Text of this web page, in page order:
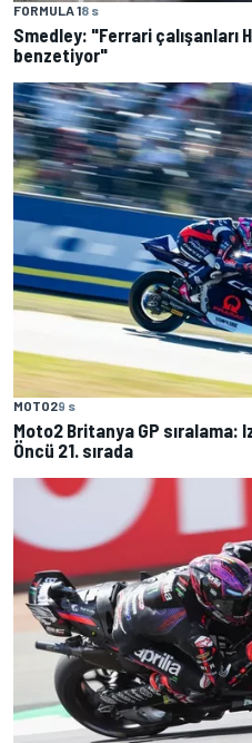
FORMULA 18 s
Smedley: "Ferrari çalışanları
benzetiyor"
MOTO29 s
Moto2 Britanya GP sıralama:
Öncü 21. sırada